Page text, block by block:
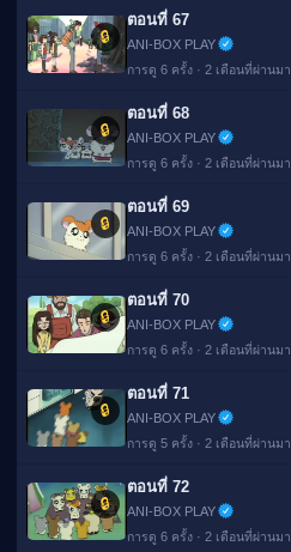
🔒
ตอนที่ 67
ANI-BOX PLAY
การดู 6 ครั้ง · 2 เดือนที่ผ่านมา
🔒
ตอนที่ 68
ANI-BOX PLAY
การดู 6 ครั้ง · 2 เดือนที่ผ่านมา
🔒
ตอนที่ 69
ANI-BOX PLAY
การดู 6 ครั้ง · 2 เดือนที่ผ่านมา
🔒
ตอนที่ 70
ANI-BOX PLAY
การดู 6 ครั้ง · 2 เดือนที่ผ่านมา
🔒
ตอนที่ 71
ANI-BOX PLAY
การดู 5 ครั้ง · 2 เดือนที่ผ่านมา
🔒
ตอนที่ 72
ANI-BOX PLAY
การดู 6 ครั้ง · 2 เดือนที่ผ่านมา